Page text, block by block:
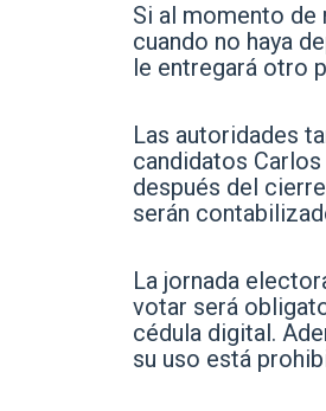
Si al momento de
cuando no haya
le entregará otro
Las autoridades
candidatos
después del
serán
La jornada
votar será
cédula digital.
su uso está